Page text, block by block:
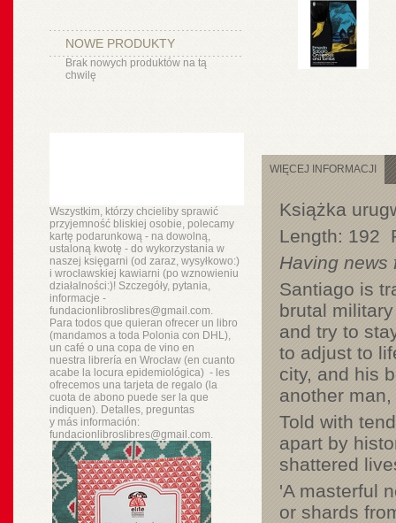
NOWE PRODUKTY
Brak nowych produktów na tą
chwilę
Wszystkim, którzy chcieliby sprawić
przyjemność bliskiej osobie, polecamy
kartę podarunkową - na dowolną,
ustaloną kwotę - do wykorzystania w
naszej księgarni (od zaraz, wysyłkowo:)
i wrocławskiej kawiarni (po wznowieniu
działalności:)! Szczegóły, pytania,
informacje -
fundacionlibroslibres@gmail.com.
Para todos que quieran ofrecer un libro
(mandamos a toda Polonia con DHL),
un café o una copa de vino en
nuestra libreríaen Wrocław (en cuanto
acabe la locura epidemiológica) - les
ofrecemos una tarjeta de regalo (la
cuota de abono puede ser la que
indiquen). Detalles, preguntas
y másinformación:
fundacionlibroslibres@gmail.com.
WIĘCEJ INFORMACJI
Książka
Length: 192
Having news
Santiago is
brutal
and try to
to adjust to
city, and his
another
Told with
apart by
shattered
'A masterful
or shards